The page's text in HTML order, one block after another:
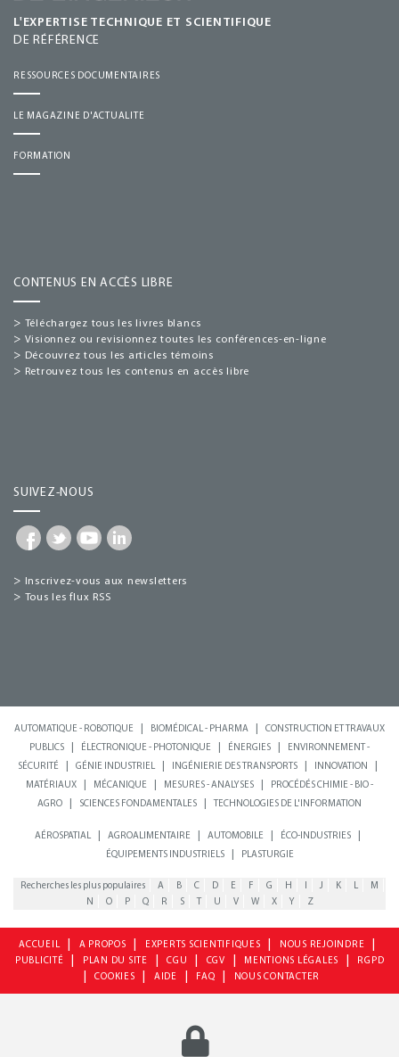
L'EXPERTISE TECHNIQUE ET SCIENTIFIQUE
DE RÉFÉRENCE
RESSOURCES DOCUMENTAIRES
LE MAGAZINE D'ACTUALITE
FORMATION
CONTENUS EN ACCÈS LIBRE
> Téléchargez tous les livres blancs
> Visionnez ou revisionnez toutes les conférences-en-ligne
> Découvrez tous les articles témoins
> Retrouvez tous les contenus en accès libre
SUIVEZ-NOUS
> Inscrivez-vous aux newsletters
> Tous les flux RSS
AUTOMATIQUE - ROBOTIQUE BIOMÉDICAL - PHARMA
CONSTRUCTION ET TRAVAUX
PUBLICS
ÉLECTRONIQUE - PHOTONIQUE ÉNERGIES
ENVIRONNEMENT -
SÉCURITÉ
GÉNIE INDUSTRIEL INGÉNIERIE DES TRANSPORTS INNOVATION
MATÉRIAUX MÉCANIQUE MESURES - ANALYSES
PROCÉDÉS CHIMIE - BIO -
AGRO
SCIENCES FONDAMENTALES TECHNOLOGIES DE L'INFORMATION
AÉROSPATIAL AGROALIMENTAIRE AUTOMOBILE ÉCO-INDUSTRIES
ÉQUIPEMENTS INDUSTRIELS PLASTURGIE
Recherches les plus populaires A B C D E F G H I J K L
M
N
O P Q R S T U V W X Y Z
ACCUEIL A PROPOS EXPERTS SCIENTIFIQUES NOUS REJOINDRE
PUBLICITÉ PLAN DU SITE CGU CGV MENTIONS LÉGALES RGPD
COOKIES AIDE FAQ NOUS CONTACTER